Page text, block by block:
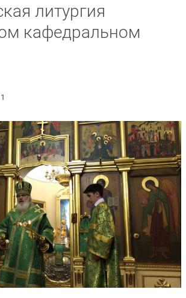
литургия
кафедральном